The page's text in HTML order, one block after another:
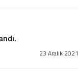
23 Aralık 2021